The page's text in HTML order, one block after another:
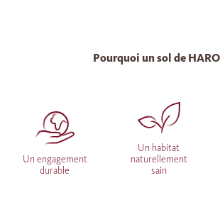
Pourquoi un sol de
Un engagement
durable
Un habitat
naturellement
sain